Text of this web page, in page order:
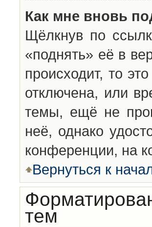
Как мне вновь
Щёлкнув по
«поднять» её в
происходит, то
отключена, или
темы, ещё не
неё, однако
конференции, на
Вернуться к
тем